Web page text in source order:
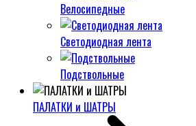
Велосипедные
Светодиодная лента
Подствольные
ПАЛАТКИ и ШАТРЫ